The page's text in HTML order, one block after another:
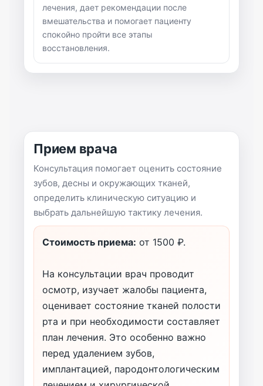
лечения, дает рекомендации после
вмешательства и помогает пациенту
спокойно пройти все этапы
восстановления.
Прием врача
Консультация помогает оценить состояние
зубов, десны и окружающих тканей,
определить клиническую ситуацию и
выбрать дальнейшую тактику лечения.
Стоимость приема: от 1500 ₽.
На консультации врач проводит
осмотр, изучает жалобы пациента,
оценивает состояние тканей полости
рта и при необходимости составляет
план лечения. Это особенно важно
перед удалением зубов,
имплантацией, пародонтологическим